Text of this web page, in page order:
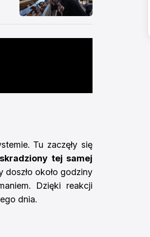
Tu zaczęły się
tej samej
doszło około godziny
Dzięki reakcji
dnia.